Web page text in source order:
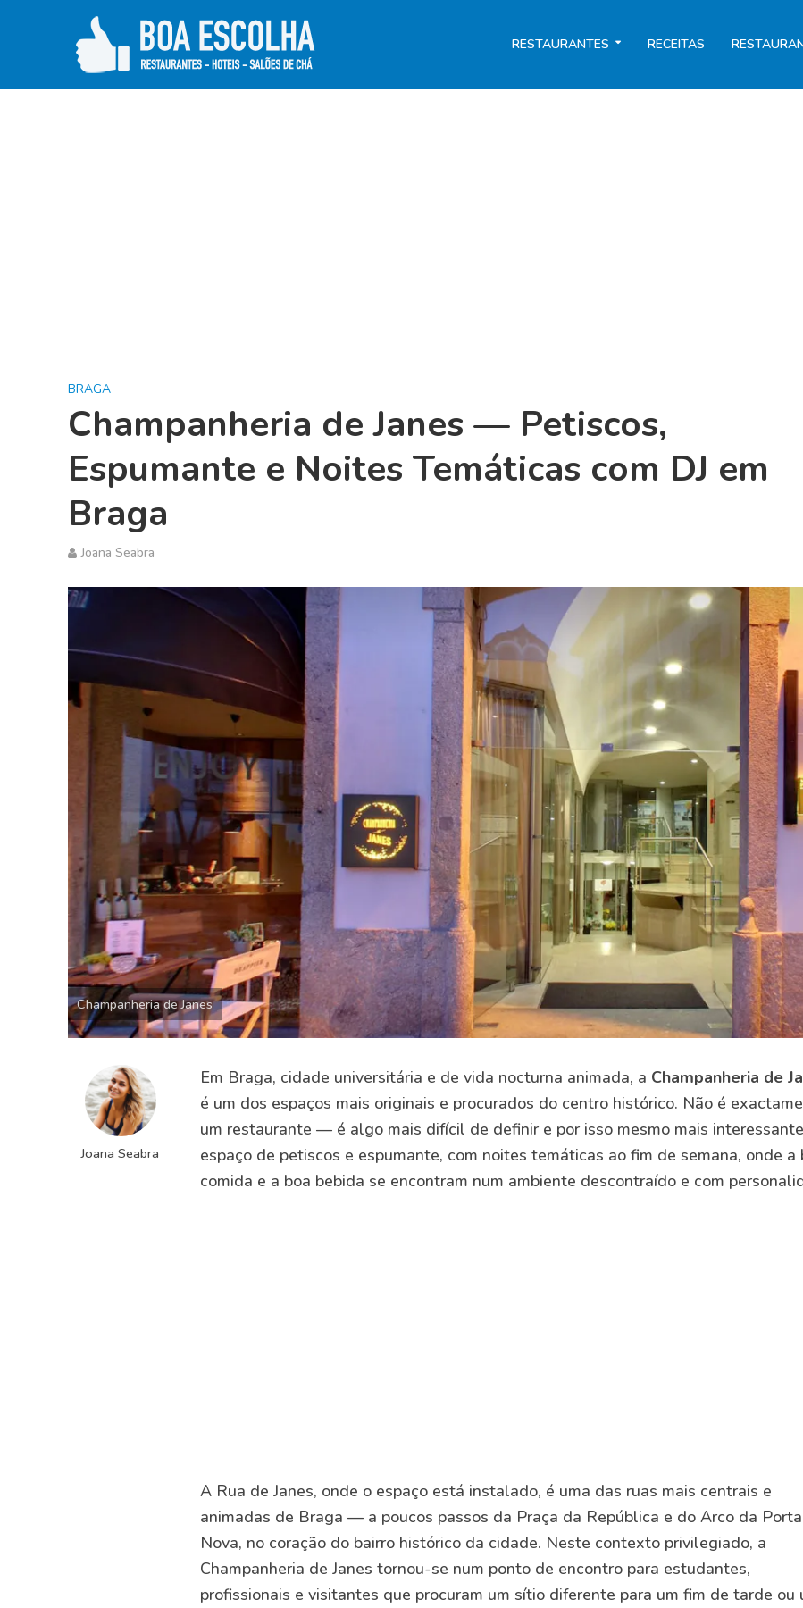
RESTAURANTES RECEITAS
BRAGA
Champanheria de Janes — Petiscos,
Espumante e Noites Temáticas com DJ em
Braga
Joana Seabra
Champanheria de Janes
Joana Seabra
Em Braga, cidade universitária e de vida nocturna animada, a Champanheria de
é um dos espaços mais originais e procurados do centro histórico. Não é
um restaurante — é algo mais difícil de definir e por isso mesmo mais
espaço de petiscos e espumante, com noites temáticas ao fim de semana, onde a
comida e a boa bebida se encontram num ambiente descontraído e com
A Rua de Janes, onde o espaço está instalado, é uma das ruas mais centrais e
animadas de Braga — a poucos passos da Praça da República e do Arco da Porta
Nova, no coração do bairro histórico da cidade. Neste contexto privilegiado, a
Champanheria de Janes tornou-se num ponto de encontro para estudantes,
profissionais e visitantes que procuram um sítio diferente para um fim de tarde ou